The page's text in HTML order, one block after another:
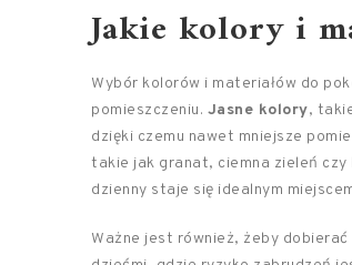
Jakie kolory i
Wybór kolorów i materiałów do
pomieszczeniu. Jasne kolory,
dzięki czemu nawet mniejsze
takie jak granat, ciemna zieleń czy
dzienny staje się idealnym
Ważne jest również, żeby